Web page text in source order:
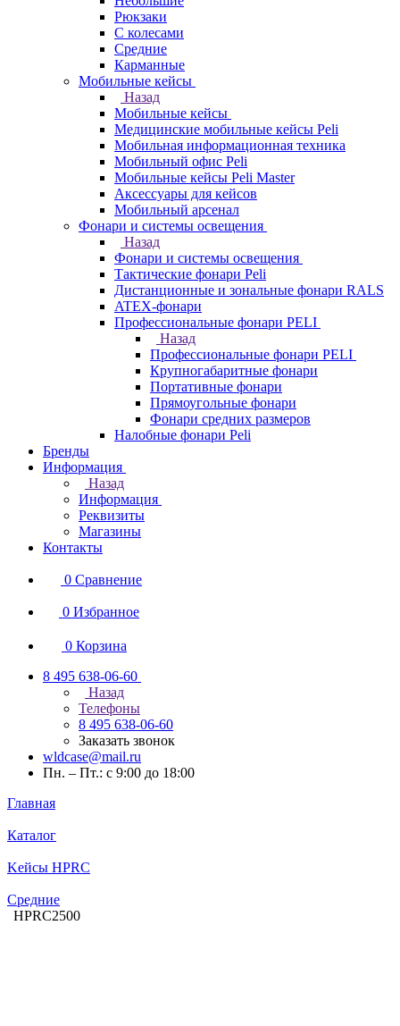
Рюкзаки
С колесами
Средние
Карманные
Мобильные кейсы
Назад
Мобильные кейсы
Медицинские мобильные кейсы Peli
Мобильная информационная техника
Мобильный офис Peli
Мобильные кейсы Peli Master
Аксессуары для кейсов
Мобильный арсенал
Фонари и системы освещения
Назад
Фонари и системы освещения
Тактические фонари Peli
Дистанционные и зональные фонари RALS
ATEX-фонари
Профессиональные фонари PELI
Назад
Профессиональные фонари PELI
Крупногабаритные фонари
Портативные фонари
Прямоугольные фонари
Фонари средних размеров
Налобные фонари Peli
Бренды
Информация
Назад
Информация
Реквизиты
Магазины
Контакты
0 Сравнение
0 Избранное
0 Корзина
8 495 638-06-60
Назад
Телефоны
8 495 638-06-60
Заказать звонок
wldcase@mail.ru
Пн. – Пт.: с 9:00 до 18:00
Главная
Каталог
Kейсы HPRC
Средние
HPRC2500